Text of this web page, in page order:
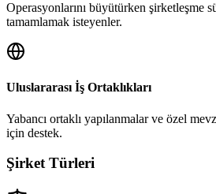
Operasyonlarını büyütürken şirketleşme
tamamlamak isteyenler.
Uluslararası İş Ortaklıkları
Yabancı ortaklı yapılanmalar ve özel
için destek.
Şirket Türleri